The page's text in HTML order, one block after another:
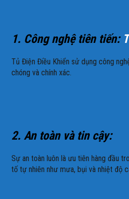
1. Công nghệ tiên tiến:
Tủ Điện Điều Khiển sử dụng công
chóng và chính xác.
2. An toàn và tin cậy:
Sự an toàn luôn là ưu tiên hàng đầu
tố tự nhiên như mưa, bụi và nhiệt độ